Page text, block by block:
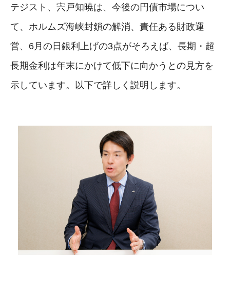
テジスト、宍戸知暁は、今後の円債市場につい
て、ホルムズ海峡封鎖の解消、責任ある財政運
営、6月の日銀利上げの3点がそろえば、長期・超
長期金利は年末にかけて低下に向かうとの見方を
示しています。以下で詳しく説明します。